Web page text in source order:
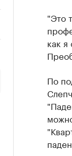
"Это
как
По